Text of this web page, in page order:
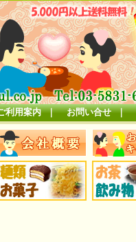
利用案内｜ お問い合せ｜